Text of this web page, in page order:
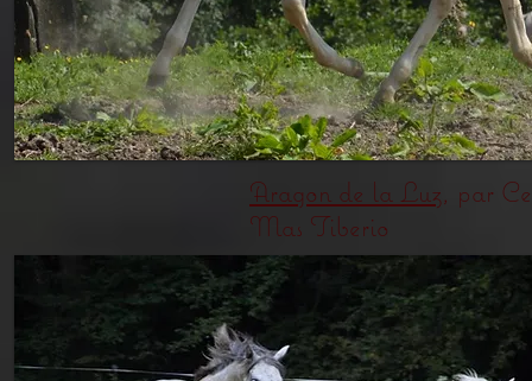
Aragon de la Luz, par
Mas Tiberio